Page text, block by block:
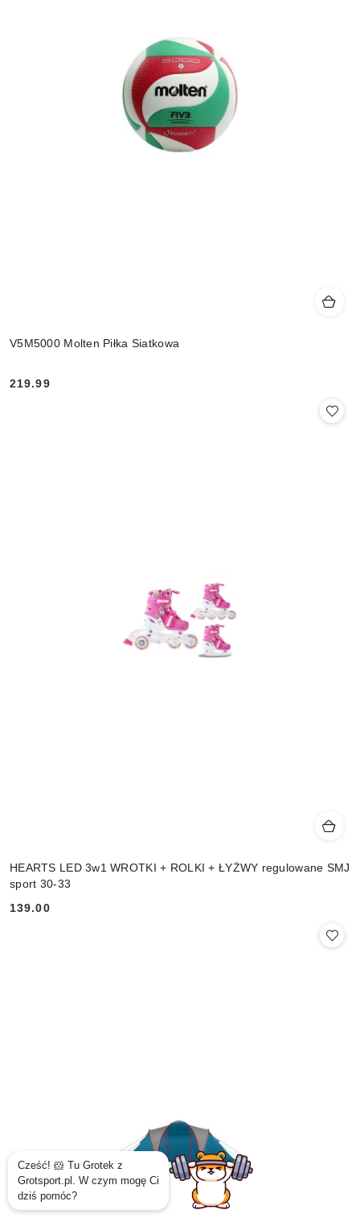
V5M5000 Molten Piłka Siatkowa
Cena:
219.99
HEARTS LED 3w1 WROTKI + ROLKI + ŁYŻWY regulowane SMJ
sport 30-33
Cena:
139.00